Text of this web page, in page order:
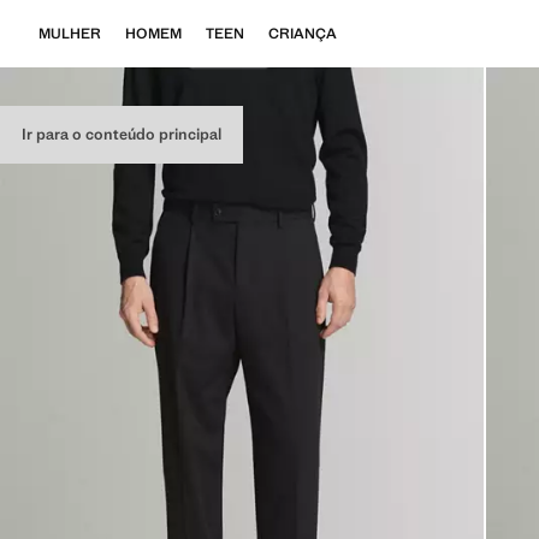
Ir para o conteúdo principal
MULHER HOMEM TEEN CRIANÇA